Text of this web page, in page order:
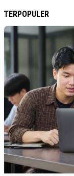
TERPOPULER